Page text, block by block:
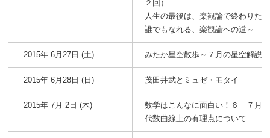
２回）
人生の最後は、楽観論で終わりた
誰でもなれる、楽観論への道～
2015年 6月27日 (土) みたか星空散歩～７月の星空解説～
2015年 6月28日 (日) 茂田井武とミュゼ・モタイ
2015年 7月 2日 (木)
数学はこんなに面白い！６ ７月
代数曲線上の有理点について